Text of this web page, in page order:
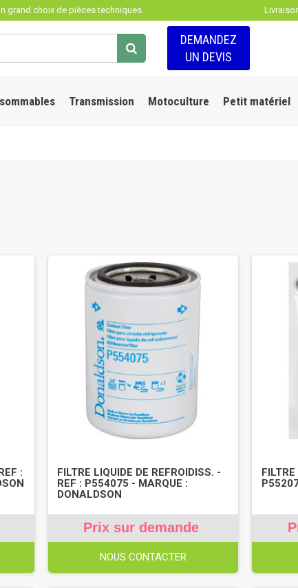
grand choix de pièces techniques.
DEMANDEZ
UN DEVIS
Transmission Motoculture Petit matériel
:
FILTRE LIQUIDE DE REFROIDISS. -
REF : P554075 - MARQUE :
DONALDSON
Prix sur demande
NOUS CONTACTER